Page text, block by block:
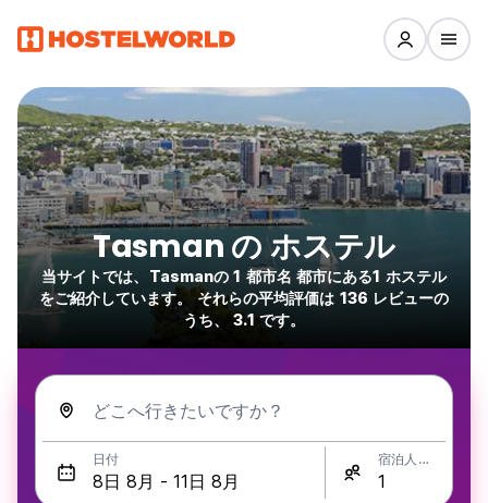
Tasman の ホステル
当サイトでは、Tasmanの 1 都市名 都市にある1 ホステル
をご紹介しています。 それらの平均評価は 136 レビューの
うち、 3.1 です。
どこへ行きたいですか？
日付 宿泊人数